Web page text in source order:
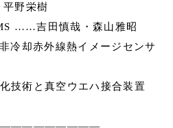
野栄樹
……吉田慎哉・森山雅昭
却赤外線熱イメージセンサ
術と真空ウエハ接合装置